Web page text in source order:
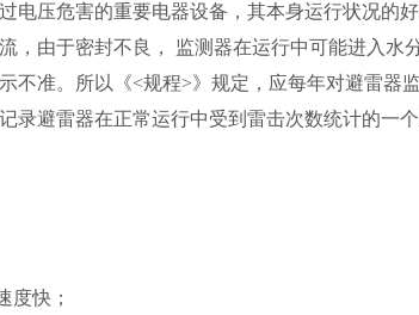
电压危害的重要电器设备，其本身运行状况的
，由于密封不良， 监测器在运行中可能进入水
准。所以《<规程>》规定，应每年对避雷器监
录避雷器在正常运行中受到雷击次数统计的一
度快；